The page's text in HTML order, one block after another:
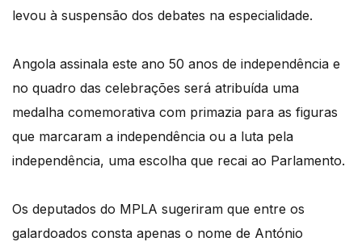
levou à suspensão dos debates na especialidade.
Angola assinala este ano 50 anos de independência e
no quadro das celebrações será atribuída uma
medalha comemorativa com primazia para as figuras
que marcaram a independência ou a luta pela
independência, uma escolha que recai ao Parlamento.
Os deputados do MPLA sugeriram que entre os
galardoados consta apenas o nome de António